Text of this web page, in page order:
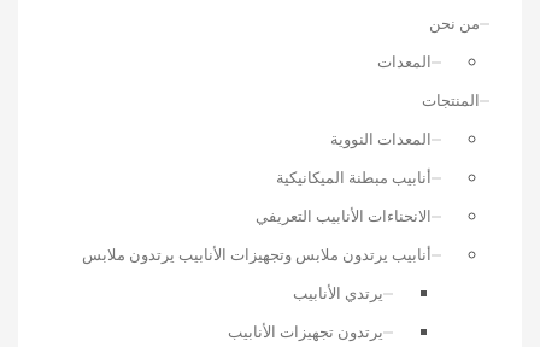
من نحن
المعدات
المنتجات
المعدات النووية
أنابيب مبطنة الميكانيكية
الانحناءات الأنابيب التعريفي
أنابيب يرتدون ملابس وتجهيزات الأنابيب يرتدون ملابس
يرتدي الأنابيب
يرتدون تجهيزات الأنابيب